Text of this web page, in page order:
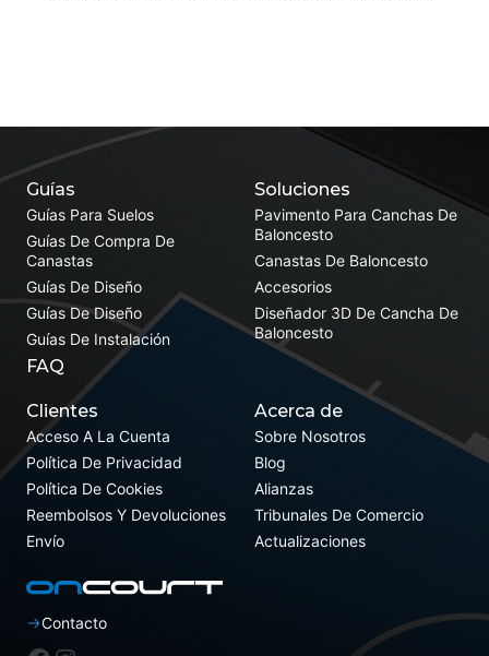
Soluciones
Pavimento Para Canchas De
Baloncesto
Canastas De Baloncesto
Accesorios
Diseñador 3D De Cancha De
Baloncesto
Guías
Guías Para Suelos
Guías De Compra De
Canastas
Guías De Diseño
Guías De Diseño
Guías De Instalación
FAQ
Clientes
Acceso A La Cuenta
Política De Privacidad
Política De Cookies
Reembolsos Y Devoluciones
Envío
Acerca de
Sobre Nosotros
Blog
Alianzas
Tribunales De Comercio
Actualizaciones
Contacto